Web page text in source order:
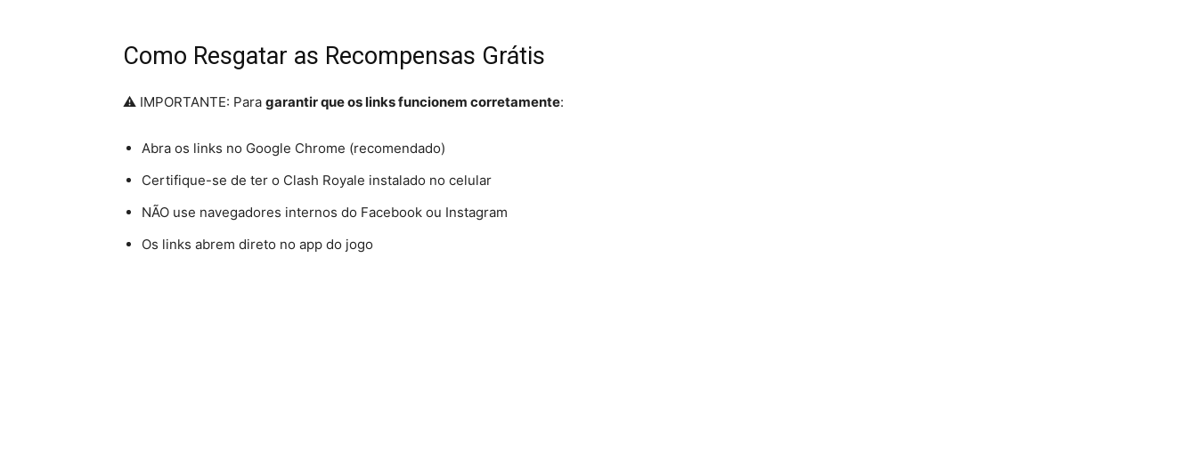
Como Resgatar as Recompensas Grátis
⚠️ IMPORTANTE: Para garantir que os links funcionem corretamente:​
Abra os links no Google Chrome (recomendado)
Certifique-se de ter o Clash Royale instalado no celular
NÃO use navegadores internos do Facebook ou Instagram
Os links abrem direto no app do jogo